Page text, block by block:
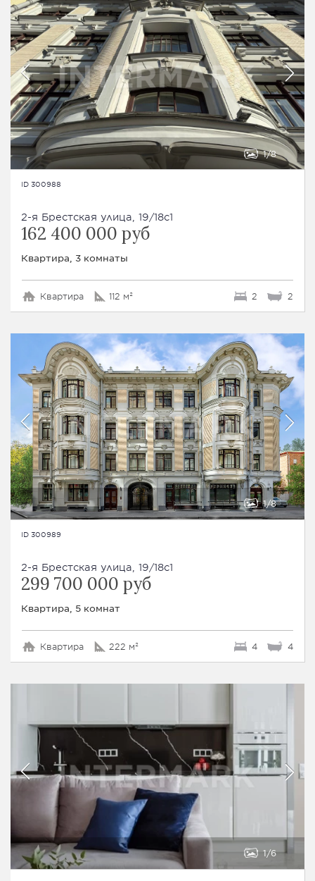
1 8
ID 300988
2-я Брестская улица, 19/18с1
162 400 000 руб
Квартира, 3 комнаты
Квартира 112 м² 2 2
1 8
ID 300989
2-я Брестская улица, 19/18с1
299 700 000 руб
Квартира, 5 комнат
Квартира 222 м² 4 4
1 6